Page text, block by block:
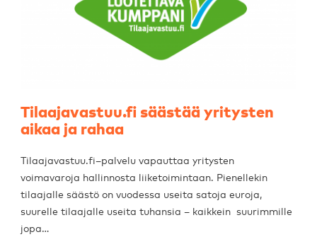
Tilaajavastuu.fi säästää yritysten
aikaa ja rahaa
Tilaajavastuu.fi–palvelu vapauttaa yritysten
voimavaroja hallinnosta liiketoimintaan. Pienellekin
tilaajalle säästö on vuodessa useita satoja euroja,
suurelle tilaajalle useita tuhansia – kaikkein suurimmille
jopa…